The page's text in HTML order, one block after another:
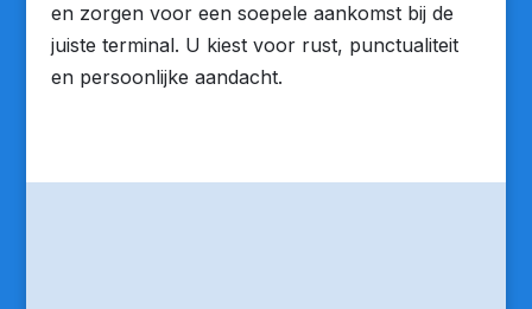
en zorgen voor een soepele aankomst bij de
juiste terminal. U kiest voor rust, punctualiteit
en persoonlijke aandacht.